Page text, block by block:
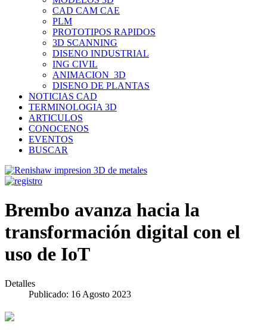
CAD CAM CAE
PLM
PROTOTIPOS RAPIDOS
3D SCANNING
DISENO INDUSTRIAL
ING CIVIL
ANIMACION_3D
DISENO DE PLANTAS
NOTICIAS CAD
TERMINOLOGIA 3D
ARTICULOS
CONOCENOS
EVENTOS
BUSCAR
Brembo avanza hacia la
transformación digital con el
uso de IoT
Detalles
Publicado: 16 Agosto 2023